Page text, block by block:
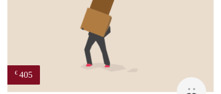
€ 405